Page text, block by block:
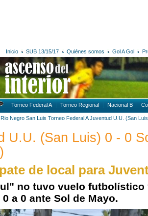
Inicio SUB 13/15/17 Quiénes somos Gol A Gol
Torneo Federal A Torneo Regional Nacional B
Rio Negro San Luis Torneo Federal A Juventud U.U. (San
U.U. (San Luis) 0 - 0
de local para
no tuvo vuelo futbolístico
a 0 ante Sol de Mayo.